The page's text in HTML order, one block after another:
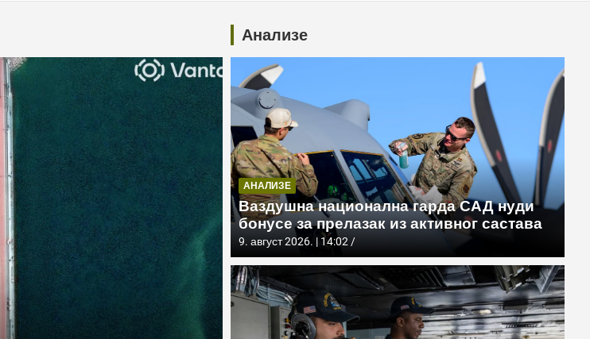
Анализе
АНАЛИЗЕ
Ваздушна национална гарда САД нуди
бонусе за прелазак из активног састава
9. август 2026. | 14:02